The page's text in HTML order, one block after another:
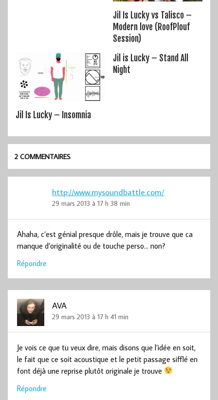
Jil Is Lucky vs Talisco –
Modern love (RoofPlouf
Session)
Jil Is Lucky – Insomnia
Jil is Lucky – Stand All
Night
2 COMMENTAIRES
http://www.mysoundbattle.com/
29 mars 2013 à 17 h 38 min
Ahaha, c’est génial presque drôle, mais je trouve que ca
manque d’originalité ou de touche perso… non?
Répondre
AVA
29 mars 2013 à 17 h 41 min
Je vois ce que tu veux dire, mais disons que l’idée en soit,
le fait que ce soit acoustique et le petit passage sifflé en
font déjà une reprise plutôt originale je trouve
Répondre